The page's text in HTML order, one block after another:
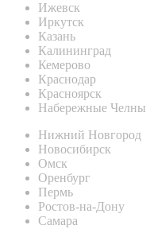
Ижевск
Иркутск
Казань
Калининград
Кемерово
Краснодар
Красноярск
Набережные Челны
Нижний Новгород
Новосибирск
Омск
Оренбург
Пермь
Ростов-на-Дону
Самара